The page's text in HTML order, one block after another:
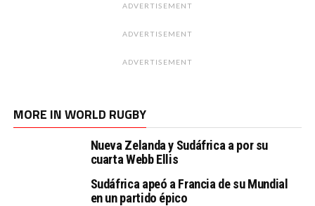
ADVERTISEMENT
ADVERTISEMENT
ADVERTISEMENT
MORE IN WORLD RUGBY
Nueva Zelanda y Sudáfrica a por su
cuarta Webb Ellis
Sudáfrica apeó a Francia de su Mundial
en un partido épico